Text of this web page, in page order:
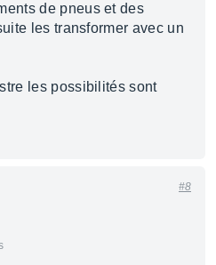
de pneus et des
les transformer avec un
les possibilités sont
#8